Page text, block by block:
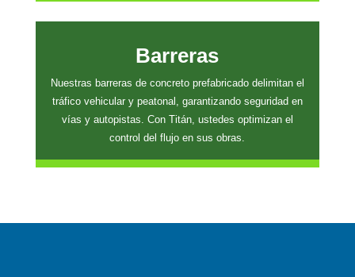
Barreras
Nuestras barreras de concreto prefabricado delimitan el
tráfico vehicular y peatonal, garantizando seguridad en
vías y autopistas. Con Titán, ustedes optimizan el
control del flujo en sus obras.